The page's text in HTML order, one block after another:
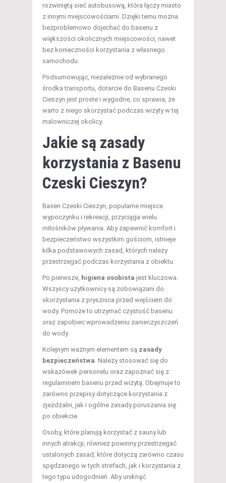
rozwiniętą sieć autobusową, która łączy miasto
z innymi miejscowościami. Dzięki temu można
bezproblemowo dojechać do basenu z
większości okolicznych miejscowości, nawet
bez konieczności korzystania z własnego
samochodu.
Podsumowując, niezależnie od wybranego
środka transportu, dotarcie do Basenu Czeski
Cieszyn jest proste i wygodne, co sprawia, że
warto z niego skorzystać podczas wizyty w tej
malowniczej okolicy.
Jakie są zasady
korzystania z Basenu
Czeski Cieszyn?
Basen Czeski Cieszyn, popularne miejsce
wypoczynku i rekreacji, przyciąga wielu
miłośników pływania. Aby zapewnić komfort i
bezpieczeństwo wszystkim gościom, istnieje
kilka podstawowych zasad, których należy
przestrzegać podczas korzystania z obiektu.
Po pierwsze, higiena osobista jest kluczowa.
Wszyscy użytkownicy są zobowiązani do
skorzystania z prysznica przed wejściem do
wody. Pomoże to utrzymać czystość basenu
oraz zapobiec wprowadzeniu zanieczyszczeń
do wody.
Kolejnym ważnym elementem są zasady
bezpieczeństwa . Należy stosować się do
wskazówek personelu oraz zapoznać się z
regulaminem basenu przed wizytą. Obejmuje to
zarówno przepisy dotyczące korzystania z
zjeżdżalni, jak i ogólne zasady poruszania się
po obiekcie.
Osoby, które planują korzystać z sauny lub
innych atrakcji, również powinny przestrzegać
ustalonych zasad, które dotyczą zarówno czasu
spędzanego w tych strefach, jak i korzystania z
tego typu udogodnień. Aby uniknąć